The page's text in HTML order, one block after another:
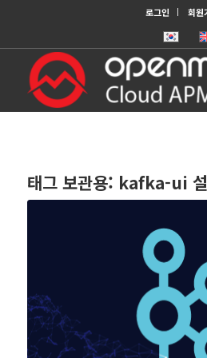
로그인 회원
태그 보관용: kafka-ui